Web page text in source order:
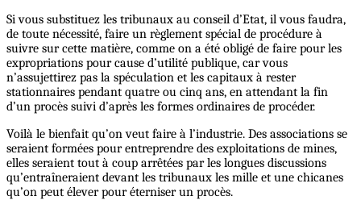
Si vous substituez les tribunaux au conseil d’Etat, il vous faudra,
de toute nécessité, faire un règlement spécial de procédure à
suivre sur cette matière, comme on a été obligé de faire pour les
expropriations pour cause d’utilité publique, car vous
n’assujettirez pas la spéculation et les capitaux à rester
stationnaires pendant quatre ou cinq ans, en attendant la fin
d’un procès suivi d’après les formes ordinaires de procéder.
Voilà le bienfait qu’on veut faire à l’industrie. Des associations se
seraient formées pour entreprendre des exploitations de mines,
elles seraient tout à coup arrêtées par les longues discussions
qu’entraîneraient devant les tribunaux les mille et une chicanes
qu’on peut élever pour éterniser un procès.